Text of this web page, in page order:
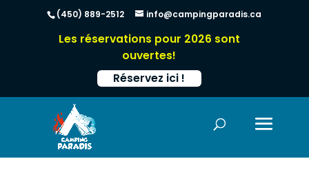
(450) 889-2512 info@campingparadis.ca
Les réservations pour 2026 sont
ouvertes!
Réservez ici !